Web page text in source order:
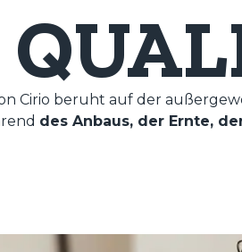
Cirio beruht auf der
des Anbaus, der Ernte,